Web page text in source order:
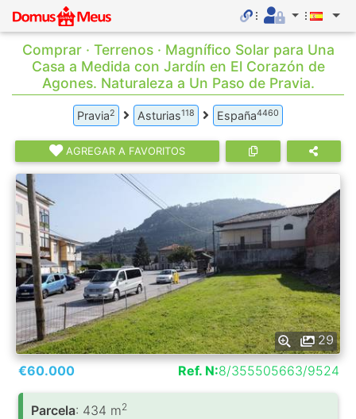
Comprar · Terrenos · Magnífico Solar para Una
Casa a Medida con Jardín en El Corazón de
Agones. Naturaleza a Un Paso de Pravia.
Pravia2 Asturias118 España4460
AGREGAR A FAVORITOS
29
€60.000
Ref. N:8/355505663/9524
Parcela: 434 m2